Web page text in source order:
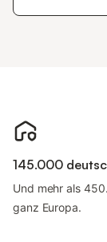
145.000
Und mehr als
ganz Europa.